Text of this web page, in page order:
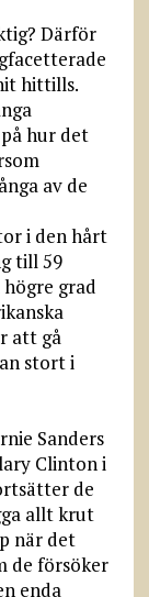
Därför
hittills.
hur det
av de
i den hårt
till 59
grad
att gå
stort i
Sanders
Clinton i
de
allt krut
när det
de försöker
enda